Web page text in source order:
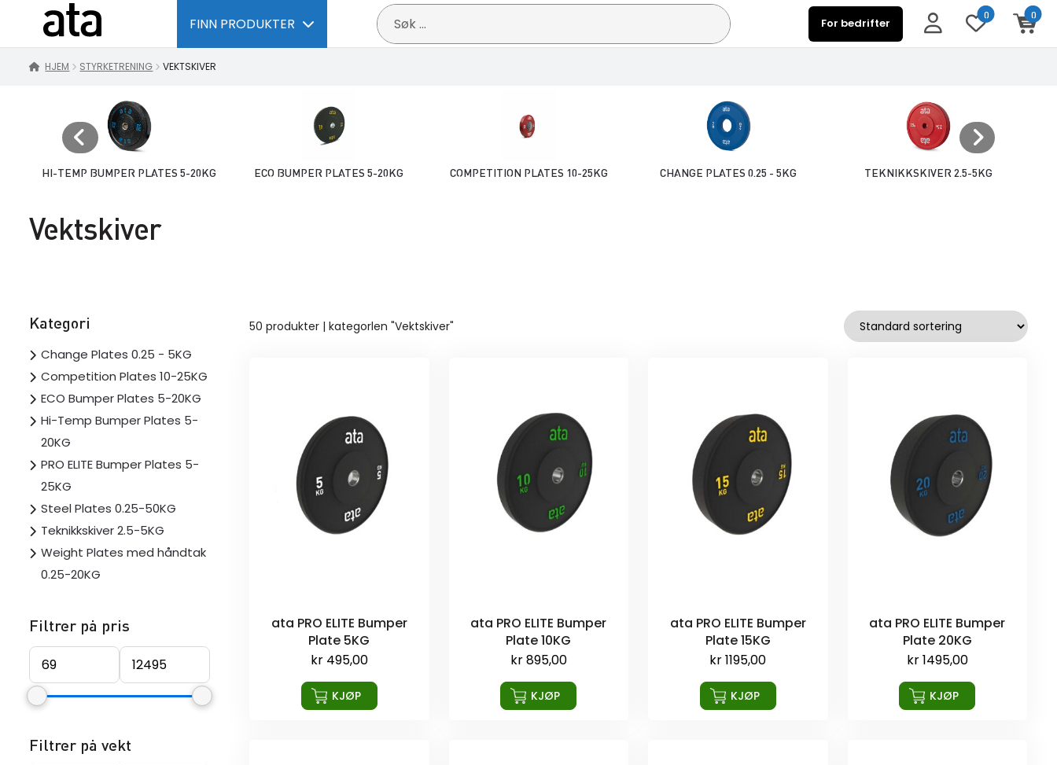
FINN PRODUKTER
Søk
etter:
For bedrifter
0 0
HJEM STYRKETRENING VEKTSKIVER
HI-TEMP BUMPER PLATES 5-20KG ECO BUMPER PLATES 5-20KG COMPETITION PLATES 10-25KG CHANGE PLATES 0.25 - 5KG TEKNIKKSKIVER 2.5-5KG
Vektskiver
Kategori
Change Plates 0.25 - 5KG
Competition Plates 10-25KG
ECO Bumper Plates 5-20KG
Hi-Temp Bumper Plates 5-
20KG
PRO ELITE Bumper Plates 5-
25KG
Steel Plates 0.25-50KG
Teknikkskiver 2.5-5KG
Weight Plates med håndtak
0.25-20KG
Filtrer på pris
Filtrer på vekt
50 produkter | kategorlen "Vektskiver"
ata PRO ELITE Bumper
Plate 5KG
kr495,00
KJØP
ata PRO ELITE Bumper
Plate 10KG
kr895,00
KJØP
ata PRO ELITE Bumper
Plate 15KG
kr1195,00
KJØP
ata PRO ELITE Bumper
Plate 20KG
kr1495,00
KJØP